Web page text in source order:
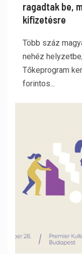
ragadtak be,
kifizetésre
Több száz
nehéz
Tőkeprogram
forintos...